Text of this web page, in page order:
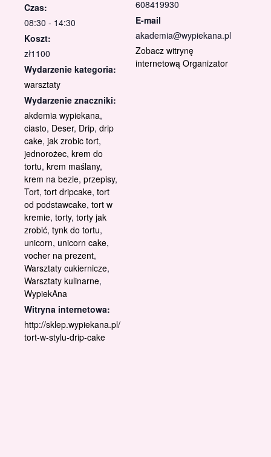
Czas:
08:30 - 14:30
Koszt:
zł1100
Wydarzenie kategoria:
warsztaty
Wydarzenie znaczniki:
akdemia wypiekana,
ciasto, Deser, Drip, drip
cake, jak zrobic tort,
jednorożec, krem do
tortu, krem maślany,
krem na bezie, przepisy,
Tort, tort dripcake, tort
od podstawcake, tort w
kremie, torty, torty jak
zrobić, tynk do tortu,
unicorn, unicorn cake,
vocher na prezent,
Warsztaty cukiernicze,
Warsztaty kulinarne,
WypiekAna
Witryna internetowa:
http://sklep.wypiekana.pl/
tort-w-stylu-drip-cake
608419930
E-mail
akademia@wypiekana.pl
Zobacz witrynę
internetową Organizator